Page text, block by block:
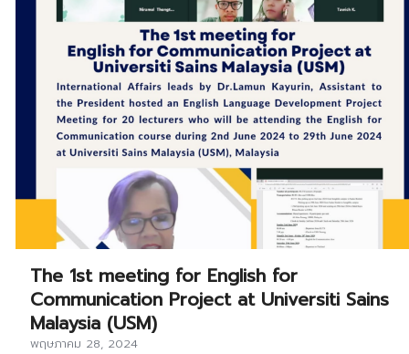
The 1st meeting for English for
Communication Project at Universiti Sains
Malaysia (USM)
พฤษภาคม 28, 2024